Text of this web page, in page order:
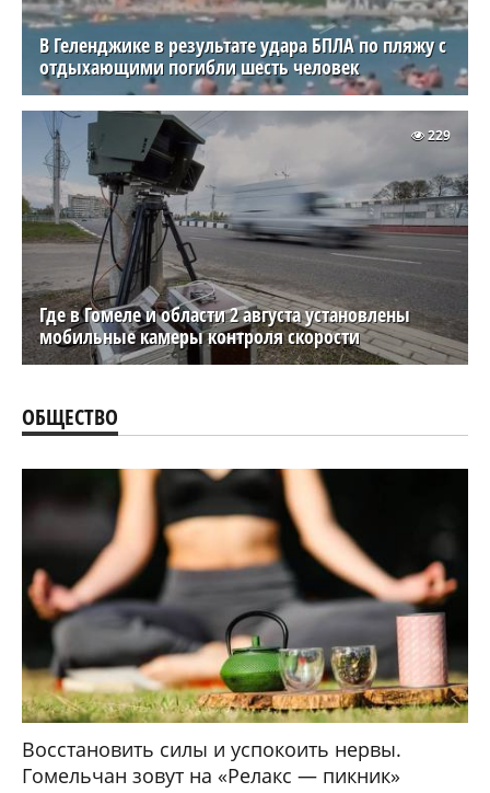
В Геленджике в результате удара БПЛА по пляжу с
отдыхающими погибли шесть человек
Где в Гомеле и области 2 августа установлены
мобильные камеры контроля скорости
229
ОБЩЕСТВО
Восстановить силы и успокоить нервы.
Гомельчан зовут на «Релакс — пикник»